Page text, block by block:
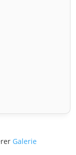
Galerie